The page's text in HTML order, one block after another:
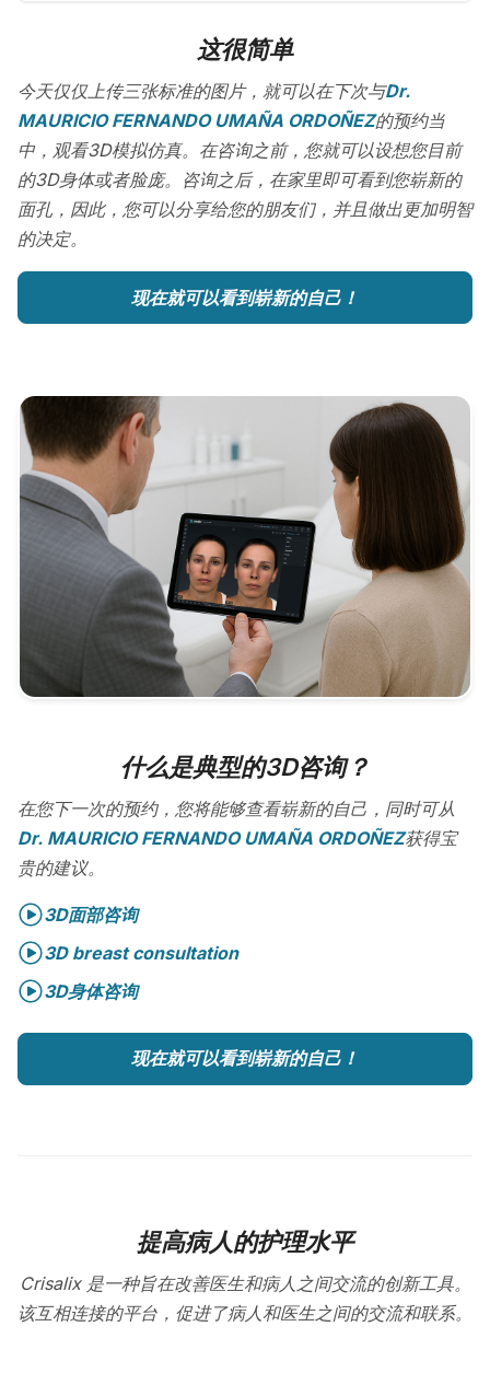
这很简单
今天仅仅上传三张标准的图片，就可以在下次与Dr.
MAURICIO FERNANDO UMAÑA ORDOÑEZ的预约当
中，观看3D模拟仿真。在咨询之前，您就可以设想您目前
的3D身体或者脸庞。咨询之后，在家里即可看到您崭新的
面孔，因此，您可以分享给您的朋友们，并且做出更加明智
的决定。
现在就可以看到崭新的自己！
什么是典型的3D咨询？
在您下一次的预约，您将能够查看崭新的自己，同时可从
Dr. MAURICIO FERNANDO UMAÑA ORDOÑEZ获得宝
贵的建议。
3D面部咨询
3D breast consultation
3D身体咨询
现在就可以看到崭新的自己！
提高病人的护理水平
Crisalix 是一种旨在改善医生和病人之间交流的创新工具。
该互相连接的平台，促进了病人和医生之间的交流和联系。